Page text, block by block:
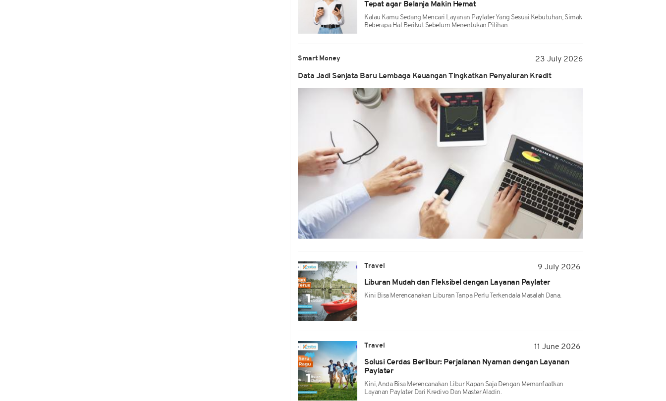
Tepat agar Belanja Makin Hemat
Kalau Kamu Sedang Mencari Layanan Paylater Yang Sesuai Kebutuhan, Simak
Beberapa Hal Berikut Sebelum Menentukan Pilihan.
Smart Money 23 July 2026
Data Jadi Senjata Baru Lembaga Keuangan Tingkatkan Penyaluran Kredit
Travel
9 July 2026
Liburan Mudah dan Fleksibel dengan Layanan Paylater
Kini Bisa Merencanakan Liburan Tanpa Perlu Terkendala Masalah Dana.
Travel
11 June 2026
Solusi Cerdas Berlibur: Perjalanan Nyaman dengan Layanan
Paylater
Kini, Anda Bisa Merencanakan Libur Kapan Saja Dengan Memanfaatkan
Layanan Paylater Dari Kredivo Dan Master Aladin.